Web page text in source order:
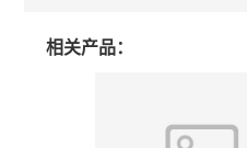
相关产品：